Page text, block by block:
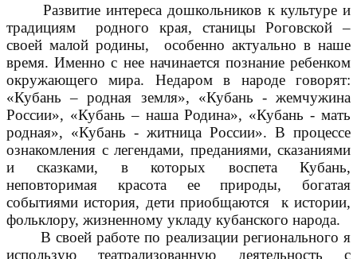
Развитие интереса дошкольников к культуре и
традициям родного края, станицы Роговской –
своей малой родины, особенно актуально в наше
время. Именно с нее начинается познание ребенком
окружающего мира. Недаром в народе говорят:
«Кубань – родная земля», «Кубань - жемчужина
России», «Кубань – наша Родина», «Кубань - мать
родная», «Кубань - житница России». В процессе
ознакомления с легендами, преданиями, сказаниями
и сказками, в которых воспета Кубань,
неповторимая красота ее природы, богатая
событиями история, дети приобщаются
к истории,
фольклору, жизненному укладу кубанского народа.
В своей работе по реализации регионального я
использую театрализованную деятельность с